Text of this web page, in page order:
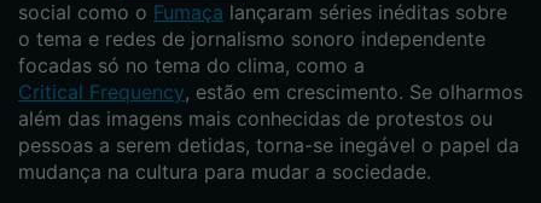
social como o Fumaça lançaram séries inéditas sobre
o tema e redes de jornalismo sonoro independente
focadas só no tema do clima, como a
Critical Frequency, estão em crescimento. Se olharmos
além das imagens mais conhecidas de protestos ou
pessoas a serem detidas, torna-se inegável o papel da
mudança na cultura para mudar a sociedade.